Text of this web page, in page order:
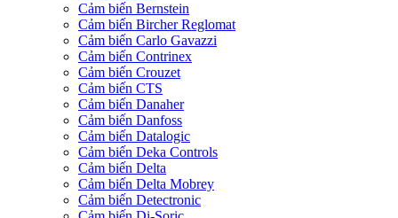
Cảm biến Bernstein
Cảm biến Bircher Reglomat
Cảm biến Carlo Gavazzi
Cảm biến Contrinex
Cảm biến Crouzet
Cảm biến CTS
Cảm biến Danaher
Cảm biến Danfoss
Cảm biến Datalogic
Cảm biến Deka Controls
Cảm biến Delta
Cảm biến Delta Mobrey
Cảm biến Detectronic